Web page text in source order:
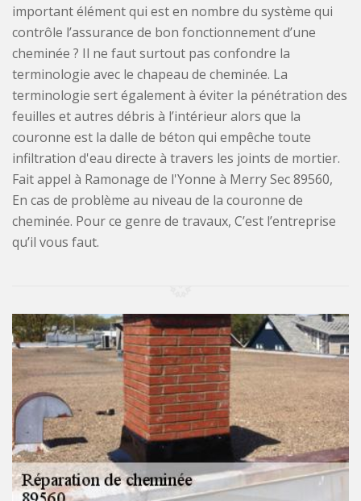
important élément qui est en nombre du système qui
contrôle l’assurance de bon fonctionnement d’une
cheminée ? Il ne faut surtout pas confondre la
terminologie avec le chapeau de cheminée. La
terminologie sert également à éviter la pénétration des
feuilles et autres débris à l’intérieur alors que la
couronne est la dalle de béton qui empêche toute
infiltration d'eau directe à travers les joints de mortier.
Fait appel à Ramonage de l'Yonne à Merry Sec 89560,
En cas de problème au niveau de la couronne de
cheminée. Pour ce genre de travaux, C’est l’entreprise
qu’il vous faut.